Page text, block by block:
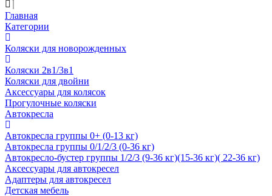
Главная
Категории
Коляски для новорожденных
Коляски 2в1/3в1
Коляски для двойни
Аксессуары для колясок
Прогулочные коляски
Автокресла
Автокресла группы 0+ (0-13 кг)
Автокресла группы 0/1/2/3 (0-36 кг)
Автокресло-бустер группы 1/2/3 (9-36 кг)(15-36 кг)( 22-36 кг)
Аксессуары для автокресел
Адаптеры для автокресел
Детская мебель